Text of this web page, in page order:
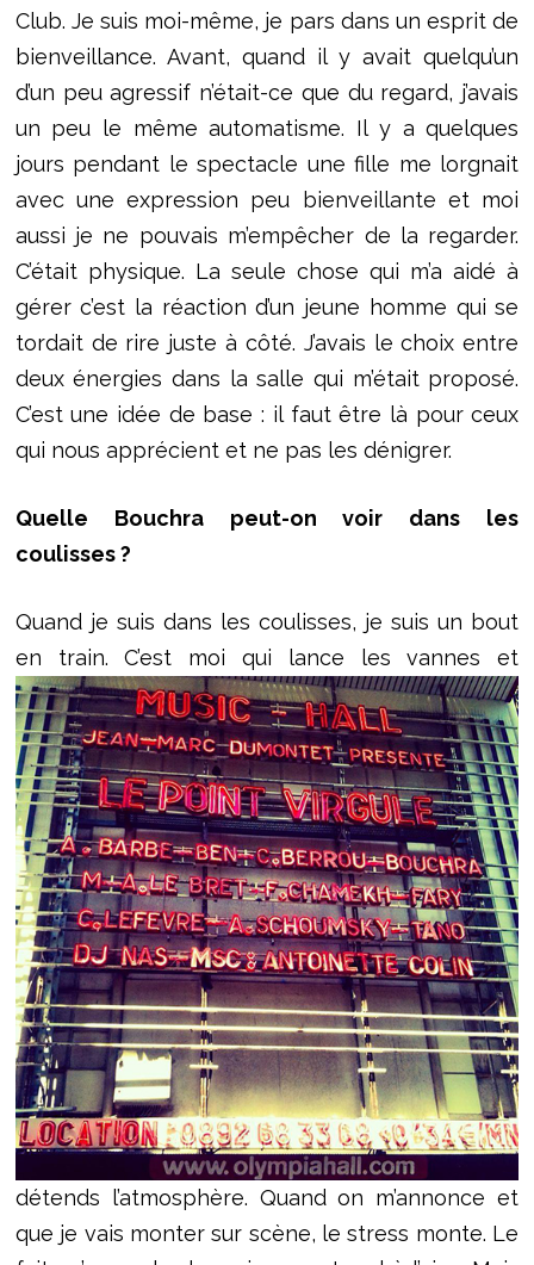
Club. Je suis moi-même, je pars dans un esprit de
bienveillance. Avant, quand il y avait quelqu’un
d’un peu agressif n’était-ce que du regard, j’avais
un peu le même automatisme. Il y a quelques
jours pendant le spectacle une fille me lorgnait
avec une expression peu bienveillante et moi
aussi je ne pouvais m’empêcher de la regarder.
C’était physique. La seule chose qui m’a aidé à
gérer c’est la réaction d’un jeune homme qui se
tordait de rire juste à côté. J’avais le choix entre
deux énergies dans la salle qui m’était proposé.
C’est une idée de base : il faut être là pour ceux
qui nous apprécient et ne pas les dénigrer.
Quelle Bouchra peut-on voir dans les
coulisses ?
Quand je suis dans les coulisses, je suis un bout
en train. C’est moi qui lance les vannes et
détends l’atmosphère. Quand on m’annonce et
que je vais monter sur scène, le stress monte. Le